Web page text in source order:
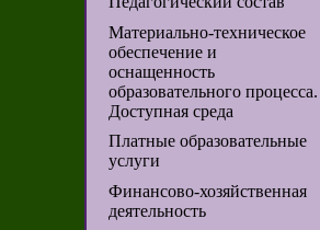
Материально-техническое
обеспечение и
оснащенность
образовательного процесса.
Доступная среда
Платные образовательные
услуги
Финансово-хозяйственная
деятельность